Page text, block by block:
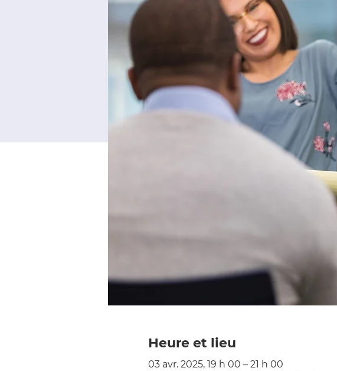
Heure et lieu
03 avr. 2025, 19 h 00 – 21 h 00